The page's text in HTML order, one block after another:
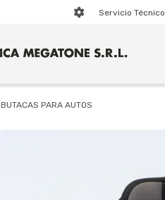
Servicio Técnico
BUTACAS PARA AUTOS